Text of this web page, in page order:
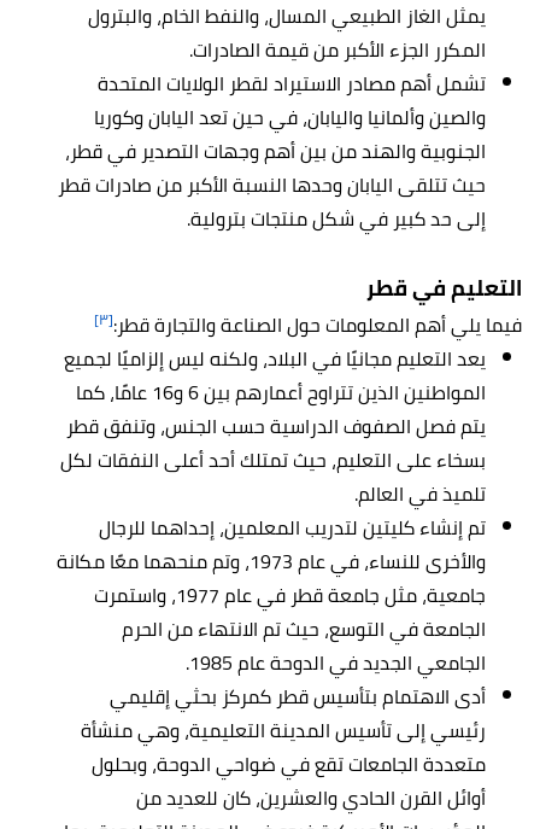
يمثل الغاز الطبيعي المسال، والنفط الخام، والبترول
المكرر الجزء الأكبر من قيمة الصادرات.
تشمل أهم مصادر الاستيراد لقطر الولايات المتحدة
والصين وألمانيا واليابان، في حين تعد اليابان وكوريا
الجنوبية والهند من بين أهم وجهات التصدير في قطر،
حيث تتلقى اليابان وحدها النسبة الأكبر من صادرات قطر
إلى حد كبير في شكل منتجات بترولية.
التعليم في قطر
فيما يلي أهم المعلومات حول الصناعة والتجارة قطر:[٣]
يعد التعليم مجانيًا في البلاد، ولكنه ليس إلزاميًا لجميع
المواطنين الذين تتراوح أعمارهم بين 6 و16 عامًا، كما
يتم فصل الصفوف الدراسية حسب الجنس، وتنفق قطر
بسخاء على التعليم، حيث تمتلك أحد أعلى النفقات لكل
تلميذ في العالم.
تم إنشاء كليتين لتدريب المعلمين، إحداهما للرجال
والأخرى للنساء، في عام 1973، وتم منحهما معًا مكانة
جامعية، مثل جامعة قطر في عام 1977، واستمرت
الجامعة في التوسع، حيث تم الانتهاء من الحرم
الجامعي الجديد في الدوحة عام 1985.
أدى الاهتمام بتأسيس قطر كمركز بحثي إقليمي
رئيسي إلى تأسيس المدينة التعليمية، وهي منشأة
متعددة الجامعات تقع في ضواحي الدوحة، وبحلول
أوائل القرن الحادي والعشرين، كان للعديد من